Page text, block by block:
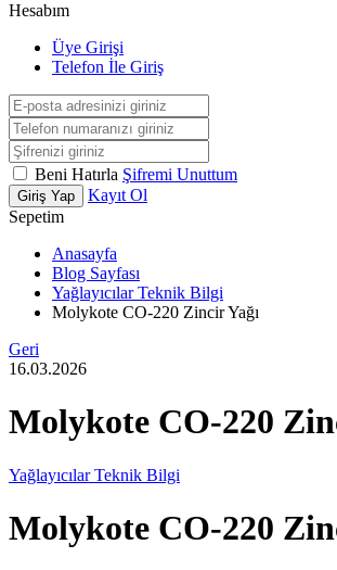
Hesabım
Üye Girişi
Telefon İle Giriş
Beni Hatırla Şifremi Unuttum
Giriş Yap
Kayıt Ol
Sepetim
Anasayfa
Blog Sayfası
Yağlayıcılar Teknik Bilgi
Molykote CO-220 Zincir Yağı
Geri
16.03.2026
Molykote CO-220
Yağlayıcılar Teknik Bilgi
Molykote CO-220